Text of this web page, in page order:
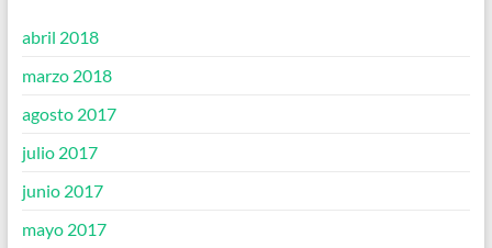
abril 2018
marzo 2018
agosto 2017
julio 2017
junio 2017
mayo 2017